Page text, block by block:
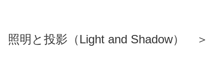
照明と投影（Light and Shadow） ＞